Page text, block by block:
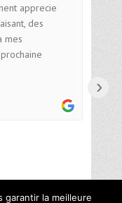
apprecie
des
mes
›
garantir la meilleure